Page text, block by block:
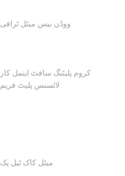
ووڈن بیس میٹل ٹرافی
کروم پلیٹنگ سافٹ اینمل کار
لائسنس پلیٹ فریم
میٹل کاک ٹیل پک